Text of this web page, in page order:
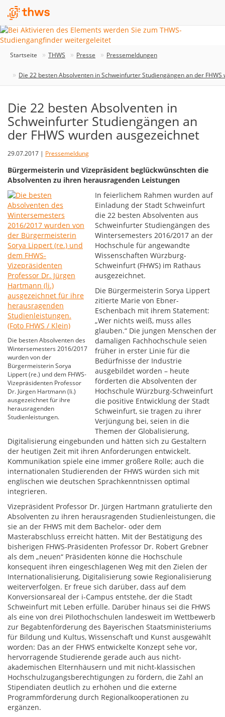
Startseite THWS Presse Pressemeldungen
Die 22 besten Absolventen in Schweinfurter Studiengängen an der
Die 22 besten Absolventen in
Schweinfurter Studiengängen an
der FHWS wurden ausgezeichnet
29.07.2017 | Pressemeldung
Bürgermeisterin und Vizepräsident beglückwünschten die
Absolventen zu ihren herausragenden Leistungen
Die besten Absolventen des
Wintersemesters 2016/2017
wurden von der
Bürgermeisterin Sorya
Lippert (re.) und dem FHWS-
Vizepräsidenten Professor
Dr. Jürgen Hartmann (li.)
ausgezeichnet für ihre
herausragenden
Studienleistungen.
In feierlichem Rahmen wurden auf
Einladung der Stadt Schweinfurt
die 22 besten Absolventen aus
Schweinfurter Studiengängen des
Wintersemesters 2016/2017 an der
Hochschule für angewandte
Wissenschaften Würzburg-
Schweinfurt (FHWS) im Rathaus
ausgezeichnet.
Die Bürgermeisterin Sorya Lippert
zitierte Marie von Ebner-
Eschenbach mit ihrem Statement:
„Wer nichts weiß, muss alles
glauben.“ Die jungen Menschen der
damaligen Fachhochschule seien
früher in erster Linie für die
Bedürfnisse der Industrie
ausgebildet worden – heute
förderten die Absolventen der
Hochschule Würzburg-Schweinfurt
die positive Entwicklung der Stadt
Schweinfurt, sie tragen zu ihrer
Verjüngung bei, seien in die
Themen der Globalisierung,
Digitalisierung eingebunden und hätten sich zu Gestaltern
der heutigen Zeit mit ihren Anforderungen entwickelt.
Kommunikation spiele eine immer größere Rolle; auch die
internationalen Studierenden der FHWS würden sich mit
englischen wie deutschen Sprachkenntnissen optimal
integrieren.
Vizepräsident Professor Dr. Jürgen Hartmann gratulierte den
Absolventen zu ihren herausragenden Studienleistungen, die
sie an der FHWS mit dem Bachelor- oder dem
Masterabschluss erreicht hätten. Mit der Bestätigung des
bisherigen FHWS-Präsidenten Professor Dr. Robert Grebner
als dem „neuen“ Präsidenten könne die Hochschule
konsequent ihren eingeschlagenen Weg mit den Zielen der
Internationalisierung, Digitalisierung sowie Regionalisierung
weiterverfolgen. Er freue sich darüber, dass auf dem
Konversionsareal der i-Campus entstehe, der die Stadt
Schweinfurt mit Leben erfülle. Darüber hinaus sei die FHWS
als eine von drei Pilothochschulen landesweit im Wettbewerb
zur Begabtenförderung des Bayerischen Staatsministeriums
für Bildung und Kultus, Wissenschaft und Kunst ausgewählt
worden: Das an der FHWS entwickelte Konzept sehe vor,
hervorragende Studierende gerade auch aus nicht-
akademischen Elternhäusern und mit nicht-klassischen
Hochschulzugangsberechtigungen zu fördern, die Zahl an
Stipendiaten deutlich zu erhöhen und die externe
Programmförderung durch Regionalkooperationen zu
ergänzen.